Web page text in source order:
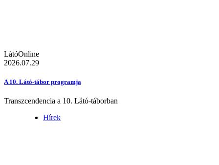
LátóOnline
2026.07.29
A 10. Látó-tábor programja
Transzcendencia a 10. Látó-táborban
Hírek